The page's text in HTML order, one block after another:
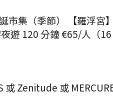
市集（季節） 【羅浮
遊 120 分鐘 €65/人（16
或 Zenitude 或